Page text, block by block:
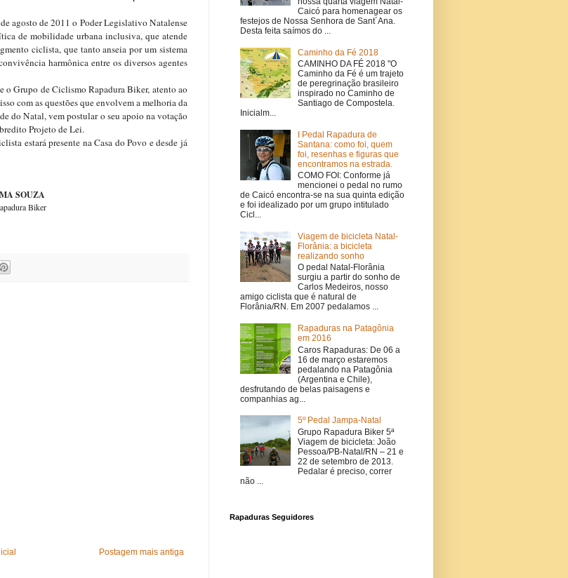
o Poder Legislativo Natalense
de mobilidade urbana inclusiva, que atende
ciclista, que tanto anseia por um sistema
harmônica entre os diversos agentes
Rapadura Biker, atento ao
com as questões que envolvem a melhoria da
do Natal, vem postular o seu apoio na votação
Projeto de Lei.
na Casa do Povo e desde já
SOUZA
Biker
Postagem mais antiga
Caicó para homenagear os
festejos de Nossa Senhora de Sant´Ana.
Desta feita saímos do ...
Caminho da Fé 2018
CAMINHO DA FÉ 2018 "O
Caminho da Fé é um trajeto
de peregrinação brasileiro
inspirado no Caminho de
Santiago de Compostela.
Inicialm...
I Pedal Rapadura de
Santana: como foi, quem
foi, resenhas e figuras que
encontramos na estrada.
COMO FOI: Conforme já
mencionei o pedal no rumo
de Caicó encontra-se na sua quinta edição
e foi idealizado por um grupo intitulado
Cicl...
Viagem de bicicleta Natal-
Florânia: a bicicleta
realizando sonho
O pedal Natal-Florânia
surgiu a partir do sonho de
Carlos Medeiros, nosso
amigo ciclista que é natural de
Florânia/RN. Em 2007 pedalamos ...
Rapaduras na Patagônia
em 2016
Caros Rapaduras: De 06 a
16 de março estaremos
pedalando na Patagônia
(Argentina e Chile),
desfrutando de belas paisagens e
companhias ag...
5º Pedal Jampa-Natal
Grupo Rapadura Biker 5ª
Viagem de bicicleta: João
Pessoa/PB-Natal/RN – 21 e
22 de setembro de 2013.
Pedalar é preciso, correr
não ...
Rapaduras Seguidores